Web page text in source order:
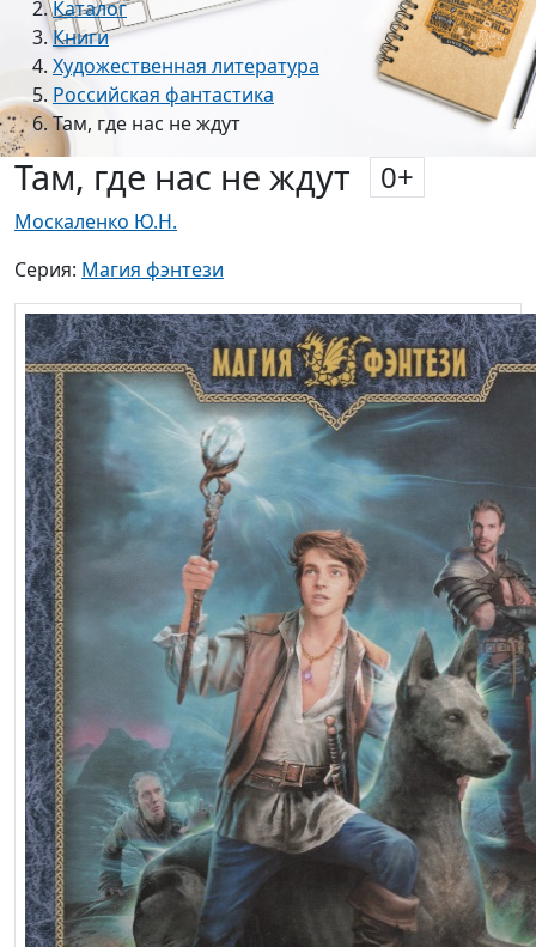
Каталог
Книги
Художественная литература
Российская фантастика
Там, где нас не ждут
Там, где нас не ждут 0+
Москаленко Ю.Н.
Серия: Магия фэнтези